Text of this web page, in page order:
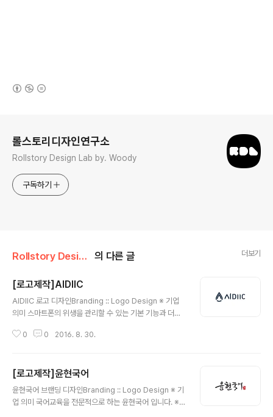
롤스토리디자인연구소
Rollstory Design Lab by. Woody
구독하기
Rollstory Design/8月 - August 의 다른 글 더보기
[로고제작]AIDIIC
AIDIIC 로고 디자인Branding :: Logo Design ※ 기업
의미 스마트폰의 위생을 관리할 수 있는 기본 기능과 더불
션 기능이 탑재된 스마트한 모바일기기 클리너 입니다. 신
는 제품입니다. ※ 브랜딩 의미/keyword/ 물방울, 고급스
러움, 믿음 제품의 특성상 제품을 상징할 수 있는 심볼로써
'세정'의 기능을 생각한 '물방울'을 생각하였습니다. 사선형
0 0 2016. 8. 30.
[로고제작]윤현국어
윤현국어 브랜딩 디자인Branding :: Logo Design ※ 기
업 의미 국어교육을 전문적으로 하는 윤현국어 입니다. ※